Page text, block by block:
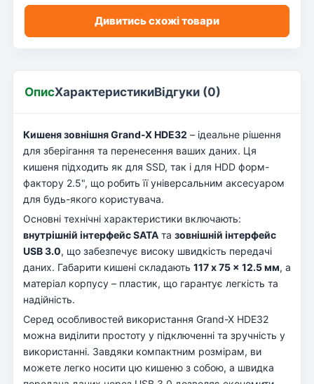
Дивитись схожі товари
ОписХарактеристикиВідгуки (0)
Кишеня зовнішня Grand-X HDE32 – ідеальне рішення
для зберігання та перенесення ваших даних. Ця
кишеня підходить як для SSD, так і для HDD форм-
фактору 2.5", що робить її універсальним аксесуаром
для будь-якого користувача.
Основні технічні характеристики включають:
внутрішній інтерфейс SATA та зовнішній інтерфейс
USB 3.0, що забезпечує високу швидкість передачі
даних. Габарити кишені складають 117 x 75 x 12.5 мм, а
матеріал корпусу – пластик, що гарантує легкість та
надійність.
Серед особливостей використання Grand-X HDE32
можна виділити простоту у підключенні та зручність у
використанні. Завдяки компактним розмірам, ви
можете легко носити цю кишеню з собою, а швидка